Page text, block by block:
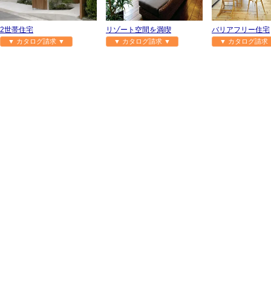
2世帯住宅
▼ カタログ請求 ▼
リゾート空間を満喫
▼ カタログ請求 ▼
バリアフリー住宅
▼ カタログ請